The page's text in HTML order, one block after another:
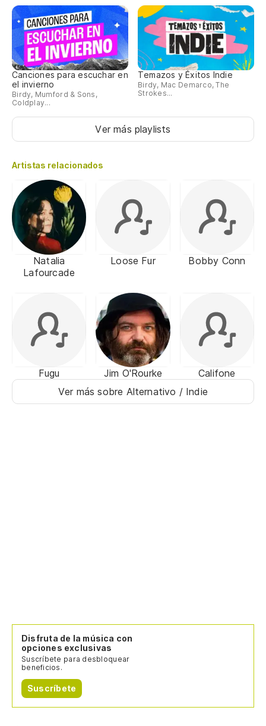
Canciones para escuchar en
el invierno
Birdy, Mumford & Sons,
Coldplay...
Temazos y Éxitos Indie
Birdy, Mac Demarco, The
Strokes...
Ver más playlists
Artistas relacionados
Natalia
Lafourcade
Loose Fur Bobby Conn
Fugu Jim O'Rourke
Califone
Ver más sobre Alternativo / Indie
Disfruta de la música con
opciones exclusivas
Suscríbete para desbloquear
beneficios.
Suscríbete